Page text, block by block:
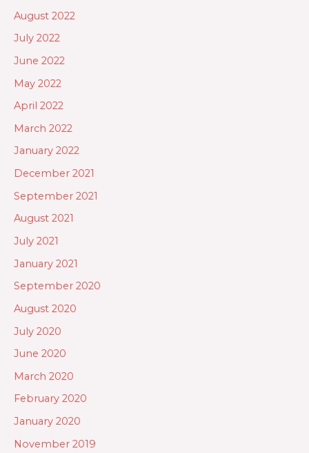
August 2022
July 2022
June 2022
May 2022
April 2022
March 2022
January 2022
December 2021
September 2021
August 2021
July 2021
January 2021
September 2020
August 2020
July 2020
June 2020
March 2020
February 2020
January 2020
November 2019